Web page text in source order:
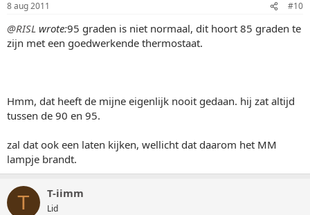
8 aug 2011 #10
@RISL wrote:95 graden is niet normaal, dit hoort 85 graden te
zijn met een goedwerkende thermostaat.
Hmm, dat heeft de mijne eigenlijk nooit gedaan. hij zat altijd
tussen de 90 en 95.
zal dat ook een laten kijken, wellicht dat daarom het MM
lampje brandt.
T T-iimm
Lid